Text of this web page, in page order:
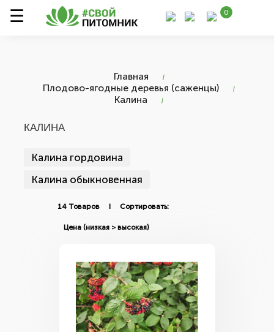
0
Главная
Плодово-ягодные деревья (саженцы)
Калина
КАЛИНА
Калина гордовина
Калина обыкновенная
14 Товаров I Сортировать: